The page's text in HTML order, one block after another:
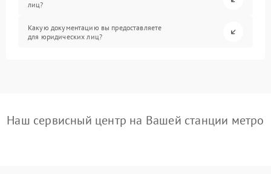
лиц?
Какую документацию вы предоставляете
для юридических лиц?
Наш сервисный центр на Вашей станции метро